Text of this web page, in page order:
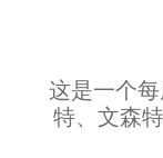
这是一个
特、文森